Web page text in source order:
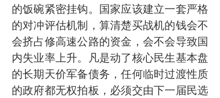
的饭碗紧密挂钩。国家应该建立一套严格
的对冲评估机制，算清楚买战机的钱会不
会挤占修高速公路的资金，会不会导致国
内失业率上升。凡是动了核心民生基本盘
的长期天价军备债务，任何临时过渡性质
的政府都无权拍板，必须交由下一届民选